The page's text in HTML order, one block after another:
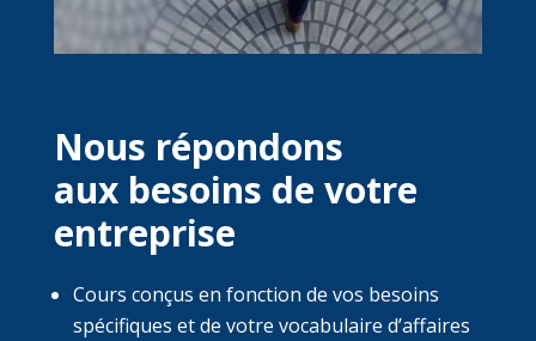
Nous répondons
aux besoins de votre
entreprise
Cours conçus en fonction de vos besoins
spécifiques et de votre vocabulaire d’affaires